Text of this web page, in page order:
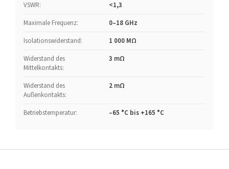
VSWR:
<1,3
Maximale Frequenz:
0–18 GHz
Isolationswiderstand:
1 000 MΩ
Widerstand des
Mittelkontakts:
3 mΩ
Widerstand des
Außenkontakts:
2 mΩ
Betriebstemperatur: –65 °C bis +165 °C